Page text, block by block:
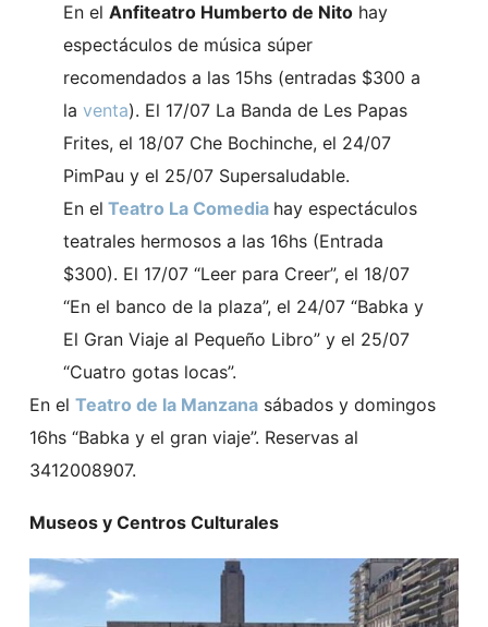
En elAnfiteatro Humberto de Nito hay
espectáculos de música súper
recomendados a las 15hs (entradas $300 a
laventa). El 17/07 La Banda de Les Papas
Frites, el 18/07 Che Bochinche, el 24/07
PimPau y el 25/07 Supersaludable.
En el Teatro La Comedia hay espectáculos
teatrales hermosos a las 16hs (Entrada
$300). El 17/07 “Leer para Creer”, el 18/07
“En el banco de la plaza”, el 24/07 “Babka y
El Gran Viaje al Pequeño Libro” y el 25/07
“Cuatro gotas locas”.
En el Teatro de la Manzanasábados y domingos
16hs “Babka y el gran viaje”. Reservas al
3412008907.
Museos y Centros Culturales